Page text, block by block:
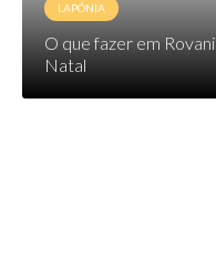
LAPÓNIA
O que fazer em
Natal